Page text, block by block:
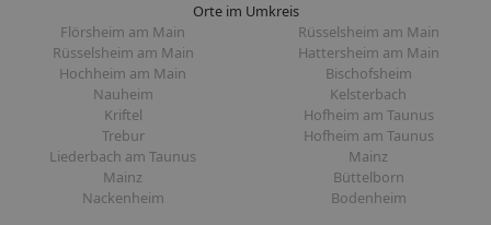
Orte im Umkreis
Flörsheim am Main
Rüsselsheim am Main
Rüsselsheim am Main
Hattersheim am Main
Hochheim am Main
Bischofsheim
Nauheim
Kelsterbach
Kriftel
Hofheim am Taunus
Trebur
Hofheim am Taunus
Liederbach am Taunus
Mainz
Mainz
Büttelborn
Nackenheim
Bodenheim